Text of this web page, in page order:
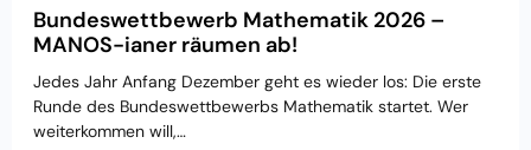
Bundeswettbewerb Mathematik 2026 –
MANOS-ianer räumen ab!
Jedes Jahr Anfang Dezember geht es wieder los: Die erste
Runde des Bundeswettbewerbs Mathematik startet. Wer
weiterkommen will,…